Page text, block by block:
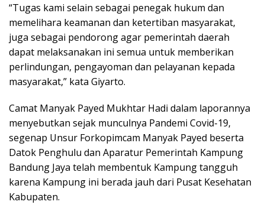
“Tugas kami selain sebagai penegak hukum dan
memelihara keamanan dan ketertiban masyarakat,
juga sebagai pendorong agar pemerintah daerah
dapat melaksanakan ini semua untuk memberikan
perlindungan, pengayoman dan pelayanan kepada
masyarakat,” kata Giyarto.
Camat Manyak Payed Mukhtar Hadi dalam laporannya
menyebutkan sejak munculnya Pandemi Covid-19,
segenap Unsur Forkopimcam Manyak Payed beserta
Datok Penghulu dan Aparatur Pemerintah Kampung
Bandung Jaya telah membentuk Kampung tangguh
karena Kampung ini berada jauh dari Pusat Kesehatan
Kabupaten.